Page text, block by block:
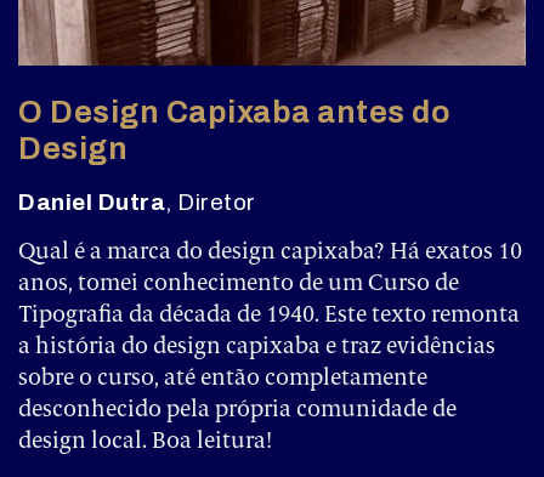
O Design Capixaba antes do
Design
Daniel Dutra, Diretor
Qual é a marca do design capixaba? Há exatos 10
anos, tomei conhecimento de um Curso de
Tipografia da década de 1940. Este texto remonta
a história do design capixaba e traz evidências
sobre o curso, até então completamente
desconhecido pela própria comunidade de
design local. Boa leitura!